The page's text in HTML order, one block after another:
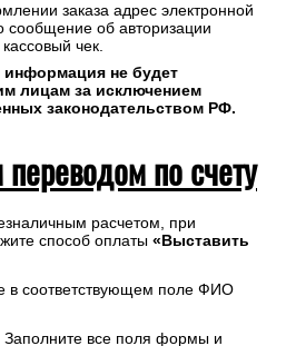
заказа адрес электронной
сообщение об авторизации
чек.
информация не будет
лицам за исключением
законодательством РФ.
по счету
расчетом, при
способ оплаты «Выставить
в соответствующем поле ФИО
все поля формы и